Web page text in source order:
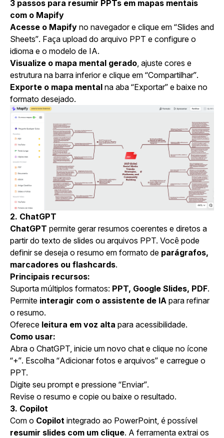
3 passos para resumir PPTs em mapas mentais
com o Mapify
Acesse o Mapify no navegador e clique em “Slides and
Sheets”. Faça upload do arquivo PPT e configure o
idioma e o modelo de IA.
Visualize o mapa mental gerado, ajuste cores e
estrutura na barra inferior e clique em “Compartilhar”.
Exporte o mapa mental na aba “Exportar” e baixe no
formato desejado.
2. ChatGPT
ChatGPT permite gerar resumos coerentes e diretos a
partir do texto de slides ou arquivos PPT. Você pode
definir se deseja o resumo em formato de parágrafos,
marcadores ou flashcards.
Principais recursos:
Suporta múltiplos formatos: PPT, Google Slides, PDF.
Permite interagir com o assistente de IA para refinar
o resumo.
Oferece leitura em voz alta para acessibilidade.
Como usar:
Abra o ChatGPT, inicie um novo chat e clique no ícone
“+”. Escolha “Adicionar fotos e arquivos” e carregue o
PPT.
Digite seu prompt e pressione “Enviar”.
Revise o resumo e copie ou baixe o resultado.
3. Copilot
Com o Copilot integrado ao PowerPoint, é possível
resumir slides com um clique. A ferramenta extrai os